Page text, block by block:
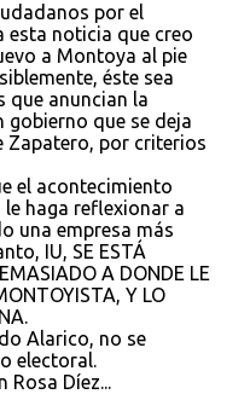
por el
esta noticia que creo
a Montoya al pie
éste sea
que anuncian la
gobierno que se deja
Zapatero, por criterios
el acontecimiento
haga reflexionar a
una empresa más
IU, SE ESTÁ
A DONDE LE
Y LO
Alarico, no se
electoral.
Rosa Díez...